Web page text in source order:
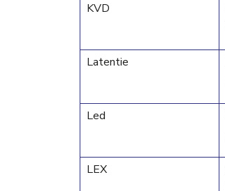
KVD
Latentie
Led
LEX